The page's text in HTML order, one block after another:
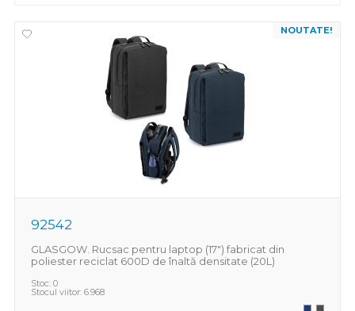
NOUTATE!
92542
GLASGOW. Rucsac pentru laptop (17") fabricat din
poliester reciclat 600D de înaltă densitate (20L)
Stoc: 0
Stocul viitor: 6.968